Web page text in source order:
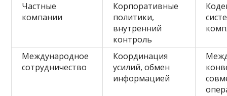
Частные
компании
Корпоративные
политики,
внутренний
контроль
Международное
сотрудничество
Координация
усилий, обмен
информацией